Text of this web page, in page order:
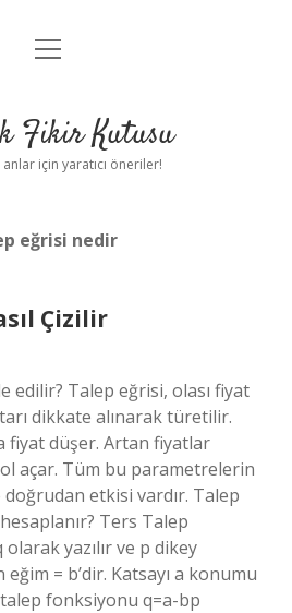
Anasayfa
Yasal Uyarı
menüyü
Fikir Kutusu
için yaratıcı öneriler!
eğrisi nedir
Çizilir
edilir? Talep eğrisi, olası fiyat
dikkate alınarak türetilir.
fiyat düşer. Artan fiyatlar
açar. Tüm bu parametrelerin
etkisi vardır. Talep
Ters Talep
yazılır ve p dikey
= b’dir. Katsayı a konumu
fonksiyonu q=a-bp